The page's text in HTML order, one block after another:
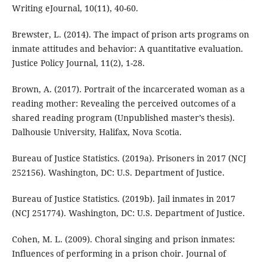
Writing eJournal, 10(11), 40-60.
Brewster, L. (2014). The impact of prison arts programs on
inmate attitudes and behavior: A quantitative evaluation.
Justice Policy Journal, 11(2), 1-28.
Brown, A. (2017). Portrait of the incarcerated woman as a
reading mother: Revealing the perceived outcomes of a
shared reading program (Unpublished master’s thesis).
Dalhousie University, Halifax, Nova Scotia.
Bureau of Justice Statistics. (2019a). Prisoners in 2017 (NCJ
252156). Washington, DC: U.S. Department of Justice.
Bureau of Justice Statistics. (2019b). Jail inmates in 2017
(NCJ 251774). Washington, DC: U.S. Department of Justice.
Cohen, M. L. (2009). Choral singing and prison inmates:
Influences of performing in a prison choir. Journal of